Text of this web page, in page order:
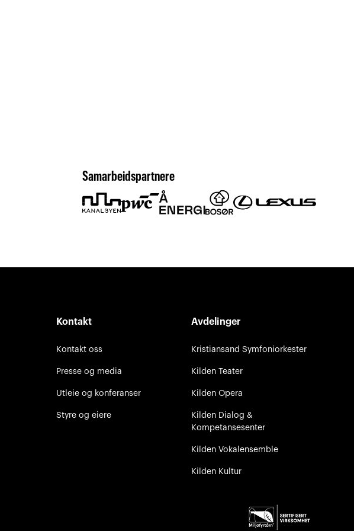
Samarbeidspartnere
Kontakt
Kontakt oss
Presse og media
Utleie og konferanser
Styre og eiere
Avdelinger
Kristiansand Symfoniorkester
Kilden Teater
Kilden Opera
Kilden Dialog &
Kompetansesenter
Kilden Vokalensemble
Kilden Kultur